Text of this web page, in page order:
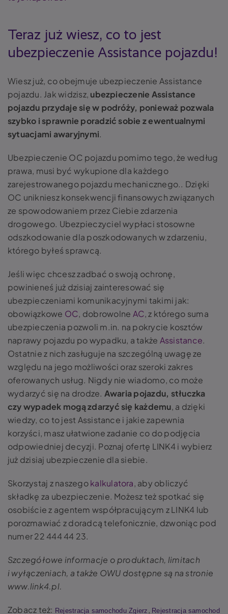
Teraz już wiesz, co to jest
ubezpieczenie Assistance pojazdu!
Wiesz już, co obejmuje ubezpieczenie Assistance
pojazdu. Jak widzisz, ubezpieczenie Assistance
pojazdu przydaje się w podróży, ponieważ pozwala
szybko i sprawnie poradzić sobie z ewentualnymi
sytuacjami awaryjnymi.
Ubezpieczenie OC pojazdu pomimo tego, że według
prawa, musi być wykupione dla każdego
zarejestrowanego pojazdu mechanicznego.. Dzięki
OC unikniesz konsekwencji finansowych związanych
ze spowodowaniem przez Ciebie zdarzenia
drogowego. Ubezpieczyciel wypłaci stosowne
odszkodowanie dla poszkodowanych w zdarzeniu,
którego byłeś sprawcą.
Jeśli więc chcesz zadbać o swoją ochronę,
powinieneś już dzisiaj zainteresować się
ubezpieczeniami komunikacyjnymi takimi jak:
obowiązkowe OC, dobrowolne AC, z którego suma
ubezpieczenia pozwoli m.in. na pokrycie kosztów
naprawy pojazdu po wypadku, a także Assistance.
Ostatnie z nich zasługuje na szczególną uwagę ze
względu na jego możliwości oraz szeroki zakres
oferowanych usług. Nigdy nie wiadomo, co może
wydarzyć się na drodze. Awaria pojazdu, stłuczka
czy wypadek mogą zdarzyć się każdemu, a dzięki
wiedzy, co to jest Assistance i jakie zapewnia
korzyści, masz ułatwione zadanie co do podjęcia
odpowiedniej decyzji. Poznaj ofertę LINK4 i wybierz
już dzisiaj ubezpieczenie dla siebie.
Skorzystaj z naszegokalkulatora, aby obliczyć
składkę za ubezpieczenie. Możesz też spotkać się
osobiście z agentem współpracującym z LINK4 lub
porozmawiać z doradcą telefonicznie, dzwoniąc pod
numer 22 444 44 23.
Szczegółowe informacje o produktach, limitach
i wyłączeniach, a także OWU dostępne są na stronie
www.link4.pl.
Zobacz też: Rejestracja samochodu Zgierz , Rejestracja samochod